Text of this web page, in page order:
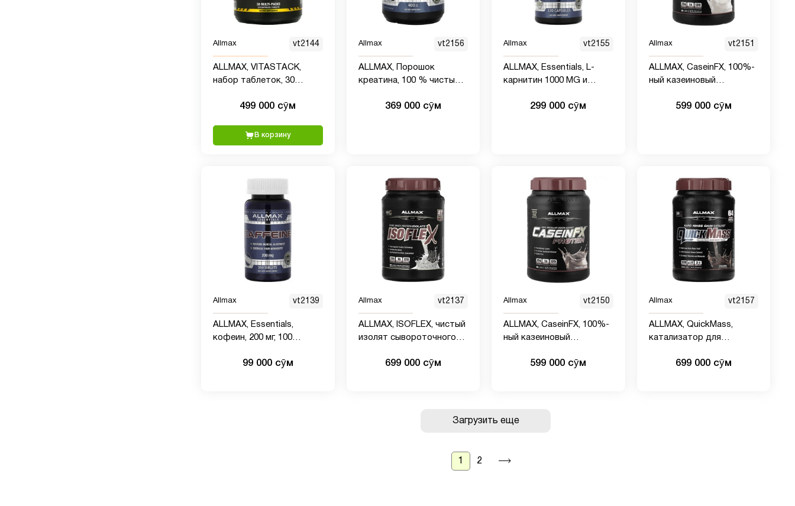
Allmax vt2144
ALLMAX, VITASTACK,
набор таблеток, 30
499 000 сӯм
В корзину
Allmax vt2156
ALLMAX, Порошок
креатина, 100 % чистый
моногидрат креатина,
369 000 сӯм
Allmax vt2155
ALLMAX, Essentials, L-
карнитин 1000 MG и
299 000 сӯм
Allmax vt2151
ALLMAX, CaseinFX, 100%-
ный казеиновый
ваниль, 907 г599 000 сӯм
Allmax vt2139
ALLMAX, Essentials,
кофеин, 200 мг, 100
99 000 сӯм
Allmax vt2137
ALLMAX, ISOFLEX, чистый
изолят сывороточного
печенья и сливок, 907 г (2
699 000 сӯм
Allmax vt2150
ALLMAX, CaseinFX, 100%-
ный казеиновый
шоколад, 2 фунта (907 г)
599 000 сӯм
Allmax vt2157
ALLMAX, QuickMass,
катализатор для
шоколад, 1,59 кг (3,5
699 000 сӯм
Загрузить еще
1 2